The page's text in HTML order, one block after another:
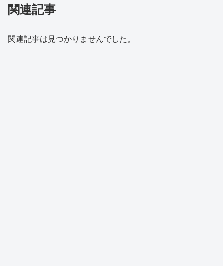
関連記事
関連記事は見つかりませんでした。